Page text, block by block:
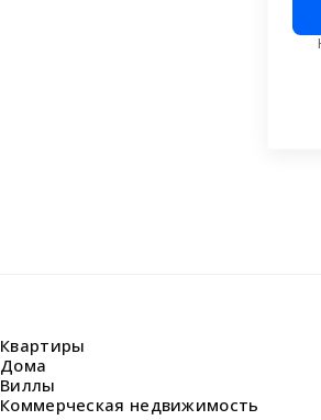
Квартиры
Дома
Виллы
Коммерческая недвижимость